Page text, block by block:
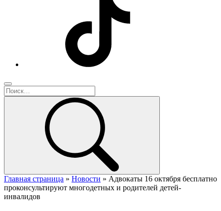
Главная страница » Новости » Адвокаты 16 октября бесплатно
проконсультируют многодетных и родителей детей-
инвалидов